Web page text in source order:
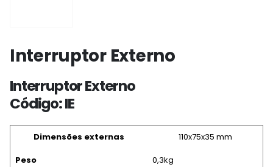
Interruptor Externo
Interruptor Externo
Código: IE
Dimensões externas
110x75x35 mm
Peso
0,3kg